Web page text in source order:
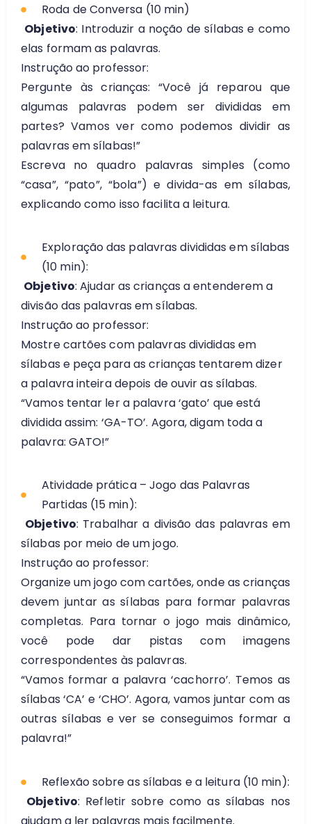
Roda de Conversa (10 min)
Objetivo: Introduzir a noção de sílabas e como
elas formam as palavras.
Instrução ao professor:
Pergunte às crianças: “Você já reparou que
algumas palavras podem ser divididas em
partes? Vamos ver como podemos dividir as
palavras em sílabas!”
Escreva no quadro palavras simples (como
“casa”, “pato”, “bola”) e divida-as em sílabas,
explicando como isso facilita a leitura.
Exploração das palavras divididas em sílabas
(10 min):
Objetivo: Ajudar as crianças a entenderem a
divisão das palavras em sílabas.
Instrução ao professor:
Mostre cartões com palavras divididas em
sílabas e peça para as crianças tentarem dizer
a palavra inteira depois de ouvir as sílabas.
“Vamos tentar ler a palavra ‘gato’ que está
dividida assim: ‘GA-TO’. Agora, digam toda a
palavra: GATO!”
Atividade prática – Jogo das Palavras
Partidas (15 min):
Objetivo: Trabalhar a divisão das palavras em
sílabas por meio de um jogo.
Instrução ao professor:
Organize um jogo com cartões, onde as crianças
devem juntar as sílabas para formar palavras
completas. Para tornar o jogo mais dinâmico,
você pode dar pistas com imagens
correspondentes às palavras.
“Vamos formar a palavra ‘cachorro’. Temos as
sílabas ‘CA’ e ‘CHO’. Agora, vamos juntar com as
outras sílabas e ver se conseguimos formar a
palavra!”
Reflexão sobre as sílabas e a leitura (10 min):
Objetivo: Refletir sobre como as sílabas nos
ajudam a ler palavras mais facilmente.